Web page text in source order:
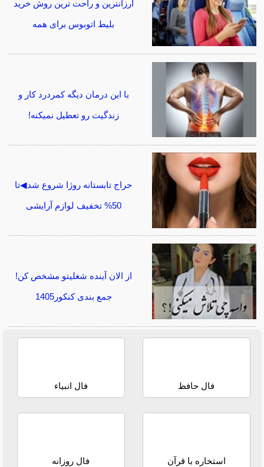
ارزانترین و راحت ترین روش خرید
بلیط اتوبوس برای همه
با این درمان دیگه کمردرد کار و
زندگیت رو تعطیل نمیکنه!
حراج تابستانه روژا شروع شد◀تا
50% تخفیف لوازم آرایشی
از الان آینده شغلیتو مشخص کن!
جمع بندی کنکور1405
فال حافظ فال انبیاء
استخاره با قرآن فال روزانه